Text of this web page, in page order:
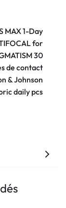
MAX 1-Day
for
30
de contact
& Johnson
daily pcs